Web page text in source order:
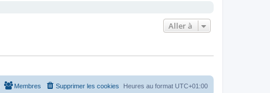
Aller à
Heures au format UTC+01:00
Supprimer les cookies
Membres